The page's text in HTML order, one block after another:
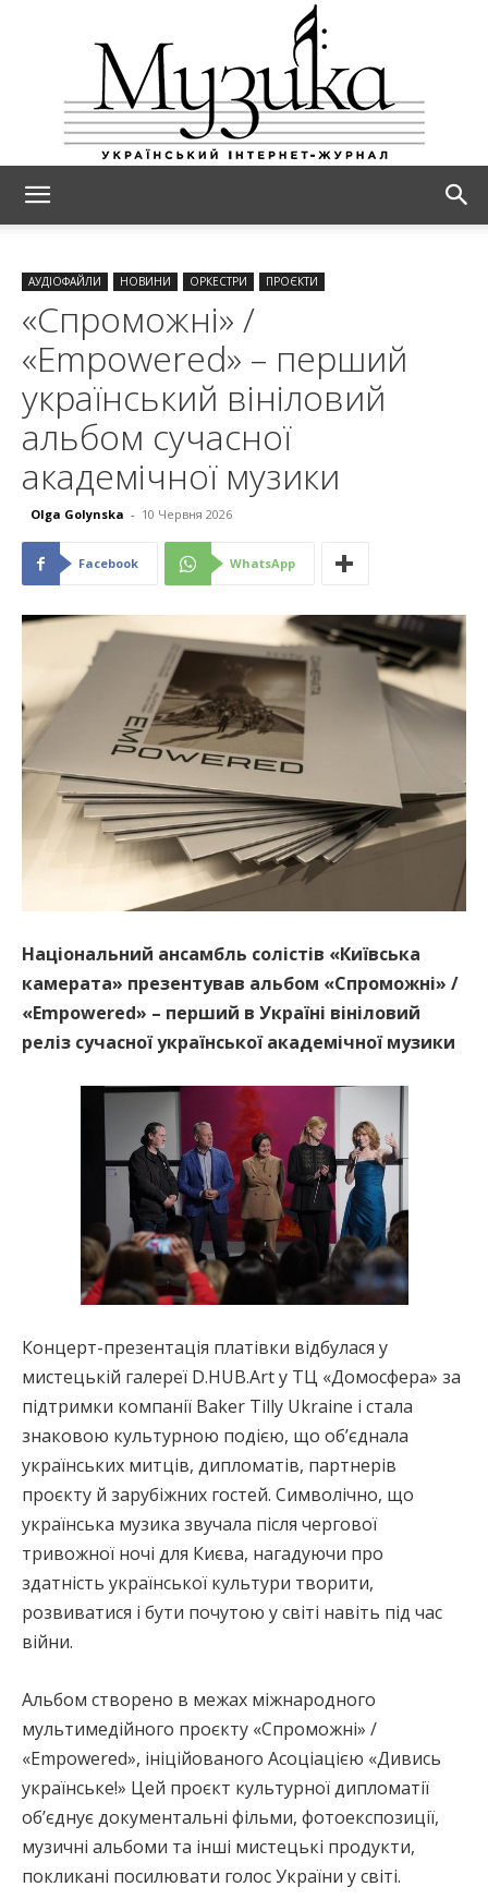
АУДІОФАЙЛИ НОВИНИ ОРКЕСТРИ ПРОЄКТИ
«Спроможні» /
«Empowered» – перший
український вініловий
альбом сучасної
академічної музики
Olga Golynska - 10 Червня 2026
Facebook WhatsApp
Національний ансамбль солістів «Київська
камерата» презентував альбом «Спроможні» /
«Empowered» – перший в Україні вініловий
реліз сучасної української академічної музики
Концерт-презентація платівки відбулася у
мистецькій галереї D.HUB.Art у ТЦ «Домосфера» за
підтримки компанії Baker Tilly Ukraine і стала
знаковою культурною подією, що об’єднала
українських митців, дипломатів, партнерів
проєкту й зарубіжних гостей. Символічно, що
українська музика звучала після чергової
тривожної ночі для Києва, нагадуючи про
здатність української культури творити,
розвиватися і бути почутою у світі навіть під час
війни.
Альбом створено в межах міжнародного
мультимедійного проєкту «Спроможні» /
«Empowered», ініційованого Асоціацією «Дивись
українське!» Цей проєкт культурної дипломатії
об’єднує документальні фільми, фотоекспозиції,
музичні альбоми та інші мистецькі продукти,
покликані посилювати голос України у світі.